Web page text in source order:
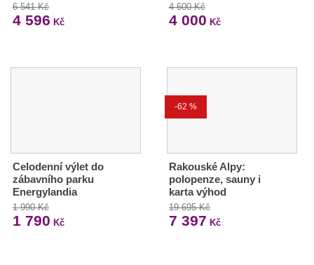
6 541 Kč
4 596 Kč
4 600 Kč
4 000 Kč
Celodenní výlet do
zábavního parku
Energylandia
1 990 Kč
1 790 Kč
-62 %
Rakouské Alpy:
polopenze, sauny i
karta výhod
19 695 Kč
7 397 Kč